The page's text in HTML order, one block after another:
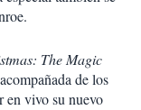
The Magic
de los
en vivo su nuevo